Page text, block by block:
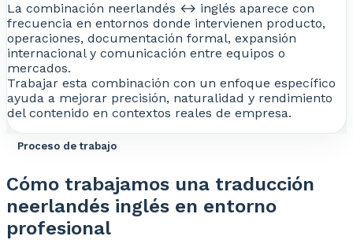
La combinación neerlandés ↔ inglés aparece con
frecuencia en entornos donde intervienen producto,
operaciones, documentación formal, expansión
internacional y comunicación entre equipos o
mercados.
Trabajar esta combinación con un enfoque específico
ayuda a mejorar precisión, naturalidad y rendimiento
del contenido en contextos reales de empresa.
Proceso de trabajo
Cómo trabajamos una traducción
neerlandés inglés en entorno
profesional